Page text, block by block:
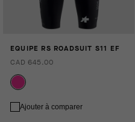
EQUIPE RS ROADSUIT S11 EF
CAD 645.00
Ajouter à comparer